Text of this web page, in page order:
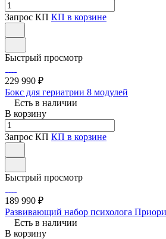
Запрос КП КП в корзине
Быстрый просмотр
229 990 ₽
Бокс для гериатрии 8 модулей
Есть в наличии
В корзину
Запрос КП КП в корзине
Быстрый просмотр
189 990 ₽
Развивающий набор психолога
Есть в наличии
В корзину